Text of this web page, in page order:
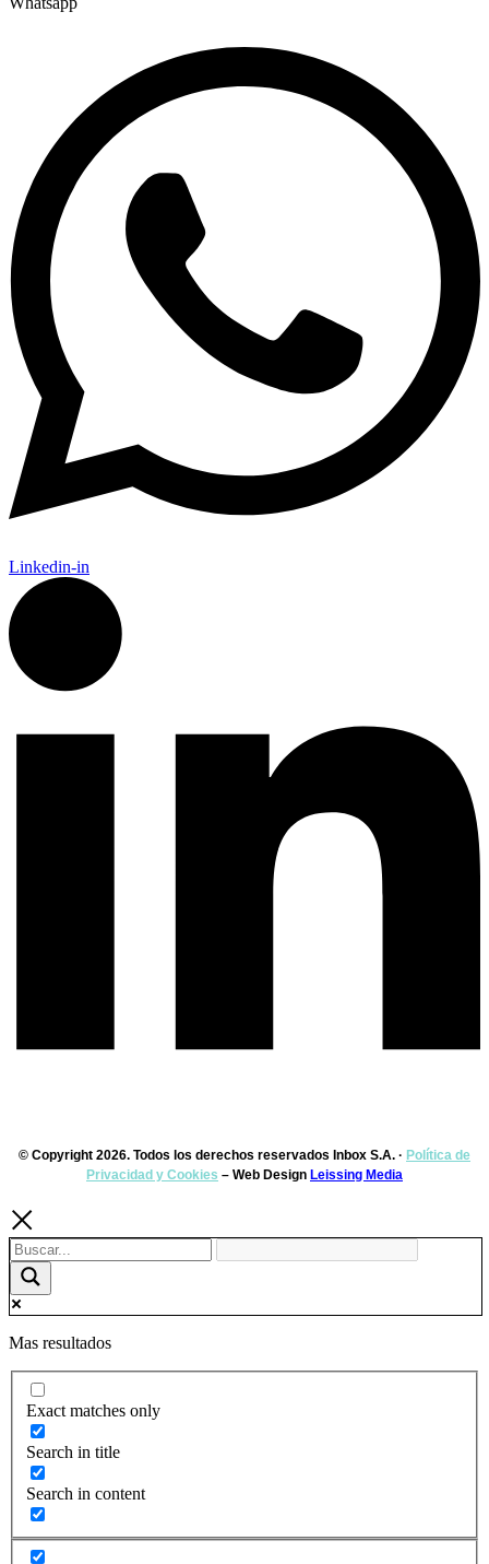
Linkedin-in
© Copyright 2026. Todos los derechos reservados Inbox S.A. · Política de
Privacidad y Cookies – Web Design Leissing Media
Mas resultados
Exact matches only
Search in title
Search in content